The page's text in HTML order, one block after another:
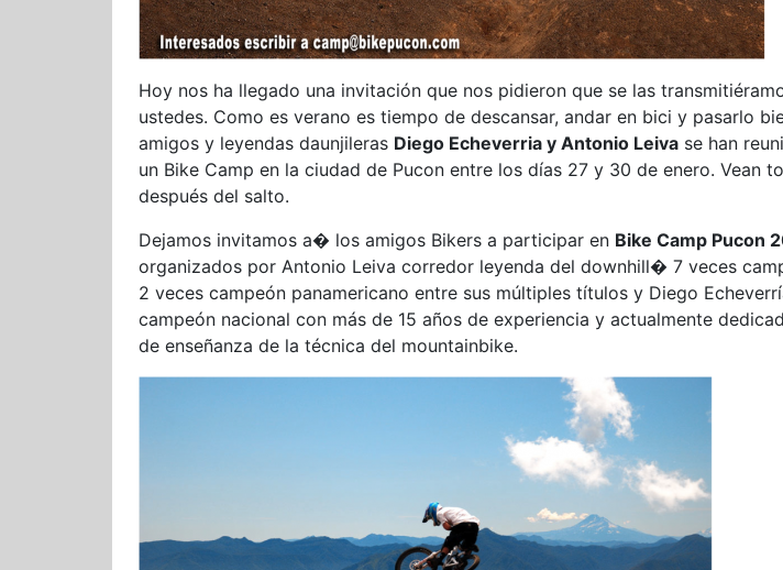
Hoy nos ha llegado una invitación que nos pidieron que se las
ustedes. Como es verano es tiempo de descansar, andar en bici y pasarlo
amigos y leyendas daunjileras Diego Echeverria y Antonio Leiva se han
un Bike Camp en la ciudad de Pucon entre los días 27 y 30 de enero. Vean
después del salto.
Dejamos invitamos a� los amigos Bikers a participar en Bike Camp Pucon
organizados por Antonio Leiva corredor leyenda del downhill� 7 veces
2 veces campeón panamericano entre sus múltiples títulos y Diego
campeón nacional con más de 15 años de experiencia y actualmente
de enseñanza de la técnica del mountainbike.